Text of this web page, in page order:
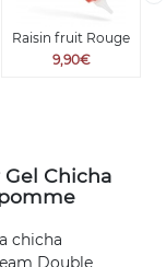
Raisin fruit Rouge
9,90€
Chicha
chicha
Double